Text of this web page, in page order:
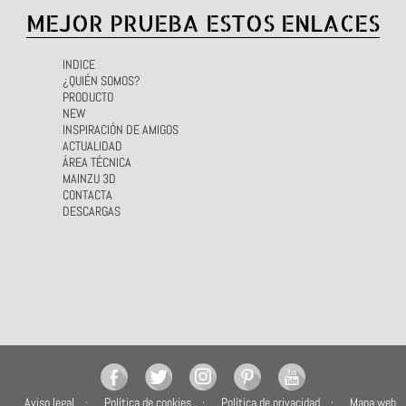
MEJOR PRUEBA ESTOS ENLACES
INDICE
¿QUIÉN SOMOS?
PRODUCTO
NEW
INSPIRACIÓN DE AMIGOS
ACTUALIDAD
ÁREA TÉCNICA
MAINZU 3D
CONTACTA
DESCARGAS
Aviso legal Política de cookies Política de privacidad Mapa web